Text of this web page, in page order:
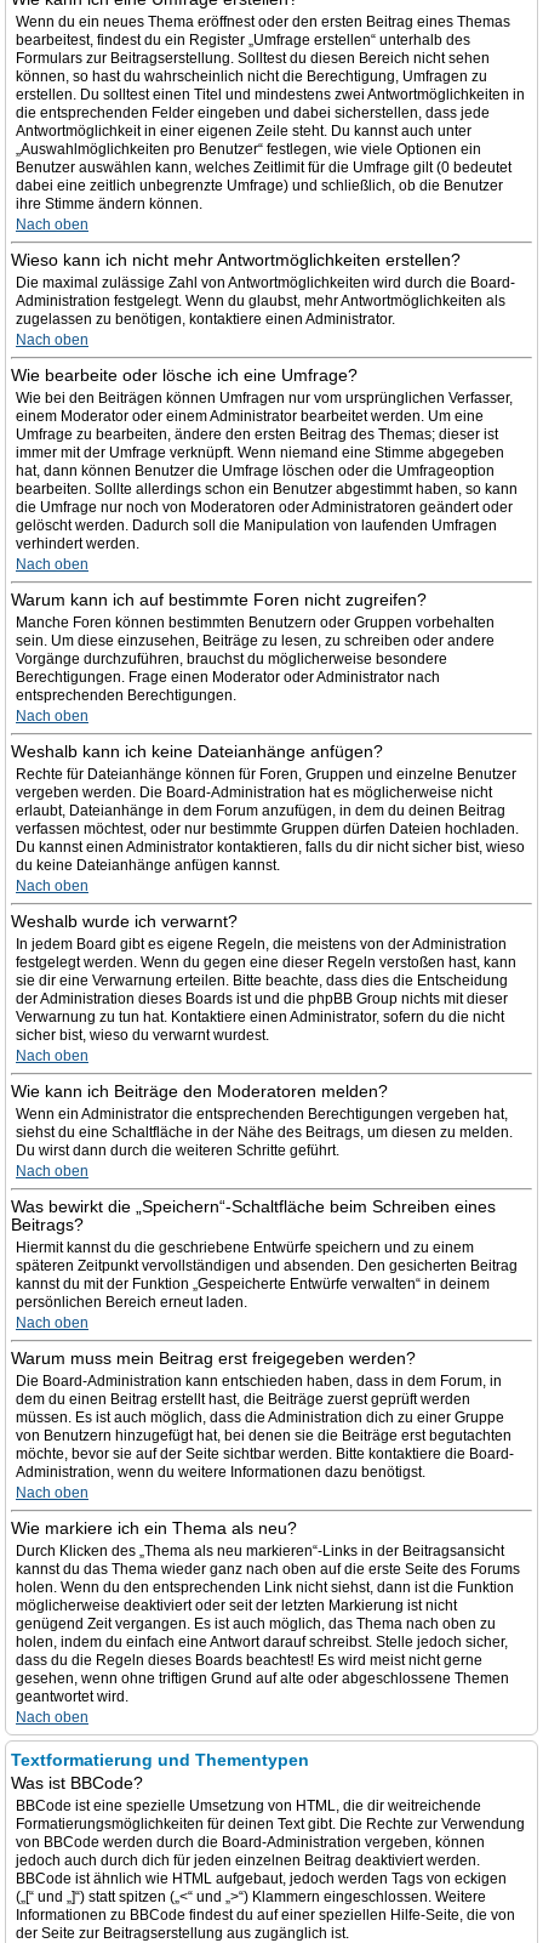
Wenn du ein neues Thema eröffnest oder den ersten Beitrag eines Themas
bearbeitest, findest du ein Register „Umfrage erstellen“ unterhalb des
Formulars zur Beitragserstellung. Solltest du diesen Bereich nicht sehen
können, so hast du wahrscheinlich nicht die Berechtigung, Umfragen zu
erstellen. Du solltest einen Titel und mindestens zwei Antwortmöglichkeiten in
die entsprechenden Felder eingeben und dabei sicherstellen, dass jede
Antwortmöglichkeit in einer eigenen Zeile steht. Du kannst auch unter
„Auswahlmöglichkeiten pro Benutzer“ festlegen, wie viele Optionen ein
Benutzer auswählen kann, welches Zeitlimit für die Umfrage gilt (0 bedeutet
dabei eine zeitlich unbegrenzte Umfrage) und schließlich, ob die Benutzer
ihre Stimme ändern können.
Nach oben
Wieso kann ich nicht mehr Antwortmöglichkeiten erstellen?
Die maximal zulässige Zahl von Antwortmöglichkeiten wird durch die Board-
Administration festgelegt. Wenn du glaubst, mehr Antwortmöglichkeiten als
zugelassen zu benötigen, kontaktiere einen Administrator.
Nach oben
Wie bearbeite oder lösche ich eine Umfrage?
Wie bei den Beiträgen können Umfragen nur vom ursprünglichen Verfasser,
einem Moderator oder einem Administrator bearbeitet werden. Um eine
Umfrage zu bearbeiten, ändere den ersten Beitrag des Themas; dieser ist
immer mit der Umfrage verknüpft. Wenn niemand eine Stimme abgegeben
hat, dann können Benutzer die Umfrage löschen oder die Umfrageoption
bearbeiten. Sollte allerdings schon ein Benutzer abgestimmt haben, so kann
die Umfrage nur noch von Moderatoren oder Administratoren geändert oder
gelöscht werden. Dadurch soll die Manipulation von laufenden Umfragen
verhindert werden.
Nach oben
Warum kann ich auf bestimmte Foren nicht zugreifen?
Manche Foren können bestimmten Benutzern oder Gruppen vorbehalten
sein. Um diese einzusehen, Beiträge zu lesen, zu schreiben oder andere
Vorgänge durchzuführen, brauchst du möglicherweise besondere
Berechtigungen. Frage einen Moderator oder Administrator nach
entsprechenden Berechtigungen.
Nach oben
Weshalb kann ich keine Dateianhänge anfügen?
Rechte für Dateianhänge können für Foren, Gruppen und einzelne Benutzer
vergeben werden. Die Board-Administration hat es möglicherweise nicht
erlaubt, Dateianhänge in dem Forum anzufügen, in dem du deinen Beitrag
verfassen möchtest, oder nur bestimmte Gruppen dürfen Dateien hochladen.
Du kannst einen Administrator kontaktieren, falls du dir nicht sicher bist, wieso
du keine Dateianhänge anfügen kannst.
Nach oben
Weshalb wurde ich verwarnt?
In jedem Board gibt es eigene Regeln, die meistens von der Administration
festgelegt werden. Wenn du gegen eine dieser Regeln verstoßen hast, kann
sie dir eine Verwarnung erteilen. Bitte beachte, dass dies die Entscheidung
der Administration dieses Boards ist und die phpBB Group nichts mit dieser
Verwarnung zu tun hat. Kontaktiere einen Administrator, sofern du die nicht
sicher bist, wieso du verwarnt wurdest.
Nach oben
Wie kann ich Beiträge den Moderatoren melden?
Wenn ein Administrator die entsprechenden Berechtigungen vergeben hat,
siehst du eine Schaltfläche in der Nähe des Beitrags, um diesen zu melden.
Du wirst dann durch die weiteren Schritte geführt.
Nach oben
Was bewirkt die „Speichern“-Schaltfläche beim Schreiben eines
Beitrags?
Hiermit kannst du die geschriebene Entwürfe speichern und zu einem
späteren Zeitpunkt vervollständigen und absenden. Den gesicherten Beitrag
kannst du mit der Funktion „Gespeicherte Entwürfe verwalten“ in deinem
persönlichen Bereich erneut laden.
Nach oben
Warum muss mein Beitrag erst freigegeben werden?
Die Board-Administration kann entschieden haben, dass in dem Forum, in
dem du einen Beitrag erstellt hast, die Beiträge zuerst geprüft werden
müssen. Es ist auch möglich, dass die Administration dich zu einer Gruppe
von Benutzern hinzugefügt hat, bei denen sie die Beiträge erst begutachten
möchte, bevor sie auf der Seite sichtbar werden. Bitte kontaktiere die Board-
Administration, wenn du weitere Informationen dazu benötigst.
Nach oben
Wie markiere ich ein Thema als neu?
Durch Klicken des „Thema als neu markieren“-Links in der Beitragsansicht
kannst du das Thema wieder ganz nach oben auf die erste Seite des Forums
holen. Wenn du den entsprechenden Link nicht siehst, dann ist die Funktion
möglicherweise deaktiviert oder seit der letzten Markierung ist nicht
genügend Zeit vergangen. Es ist auch möglich, das Thema nach oben zu
holen, indem du einfach eine Antwort darauf schreibst. Stelle jedoch sicher,
dass du die Regeln dieses Boards beachtest! Es wird meist nicht gerne
gesehen, wenn ohne triftigen Grund auf alte oder abgeschlossene Themen
geantwortet wird.
Nach oben
Textformatierung und Thementypen
Was ist BBCode?
BBCode ist eine spezielle Umsetzung von HTML, die dir weitreichende
Formatierungsmöglichkeiten für deinen Text gibt. Die Rechte zur Verwendung
von BBCode werden durch die Board-Administration vergeben, können
jedoch auch durch dich für jeden einzelnen Beitrag deaktiviert werden.
BBCode ist ähnlich wie HTML aufgebaut, jedoch werden Tags von eckigen
(„[“ und „]“) statt spitzen („<“ und „>“) Klammern eingeschlossen. Weitere
Informationen zu BBCode findest du auf einer speziellen Hilfe-Seite, die von
der Seite zur Beitragserstellung aus zugänglich ist.